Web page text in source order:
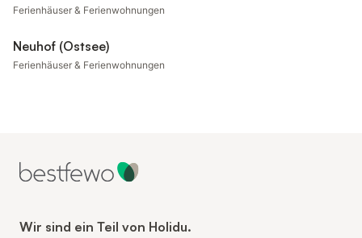
Ferienhäuser & Ferienwohnungen
Neuhof (Ostsee)
Ferienhäuser & Ferienwohnungen
Wir sind ein Teil von Holidu.